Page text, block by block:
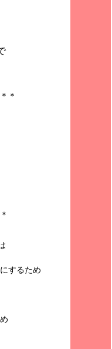
＊
するため